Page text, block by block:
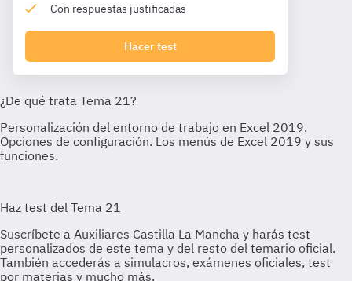
Con respuestas justificadas
Hacer test